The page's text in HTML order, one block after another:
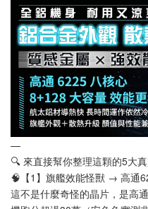
—
🔍 來直接幫你整理這顆的5大真
🧠【1】旗艦效能怪獸 → 高通
這不是什麼奇怪的晶片，是高